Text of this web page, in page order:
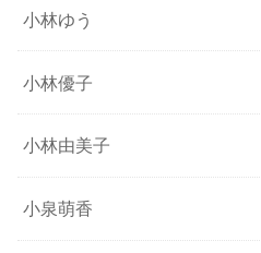
小林ゆう
小林優子
小林由美子
小泉萌香